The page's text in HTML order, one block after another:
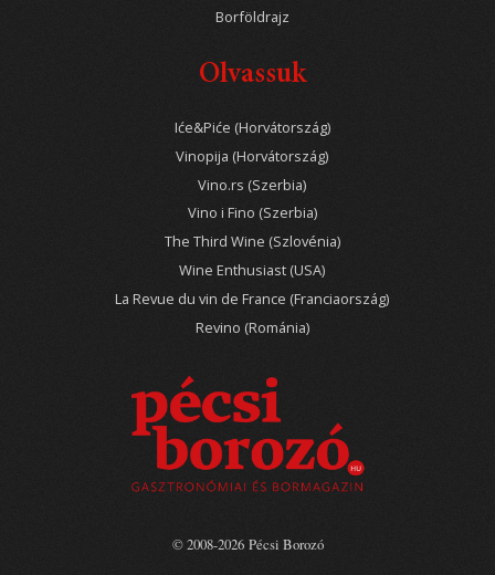
Borföldrajz
Olvassuk
Iće&Piće (Horvátország)
Vinopija (Horvátország)
Vino.rs (Szerbia)
Vino i Fino (Szerbia)
The Third Wine (Szlovénia)
Wine Enthusiast (USA)
La Revue du vin de France (Franciaország)
Revino (Románia)
© 2008-2026 Pécsi Borozó